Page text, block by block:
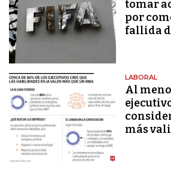
tomar
por
fallida
LABORAL
Al
más